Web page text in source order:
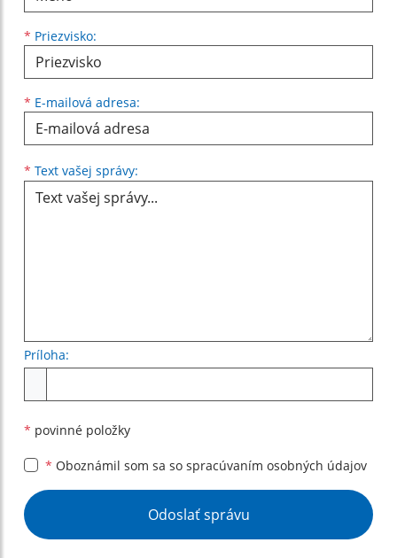
* Priezvisko:
* E-mailová adresa:
* Text vašej správy:
Príloha:
* povinné položky
* Oboznámil som sa so spracúvaním osobných údajov
Google reCaptcha Response
Odoslať správu